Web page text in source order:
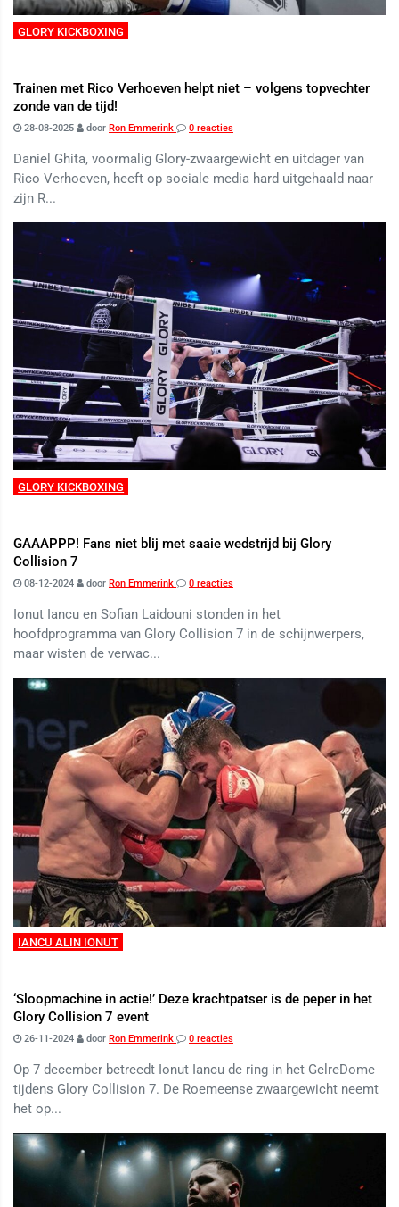
GLORY KICKBOXING
Trainen met Rico Verhoeven helpt niet – volgens topvechter
zonde van de tijd!
28-08-2025 door Ron Emmerink 0 reacties
Daniel Ghita, voormalig Glory-zwaargewicht en uitdager van
Rico Verhoeven, heeft op sociale media hard uitgehaald naar
zijn R...
GLORY KICKBOXING
GAAAPPP! Fans niet blij met saaie wedstrijd bij Glory
Collision 7
08-12-2024 door Ron Emmerink 0 reacties
Ionut Iancu en Sofian Laidouni stonden in het
hoofdprogramma van Glory Collision 7 in de schijnwerpers,
maar wisten de verwac...
IANCU ALIN IONUT
‘Sloopmachine in actie!’ Deze krachtpatser is de peper in het
Glory Collision 7 event
26-11-2024 door Ron Emmerink 0 reacties
Op 7 december betreedt Ionut Iancu de ring in het GelreDome
tijdens Glory Collision 7. De Roemeense zwaargewicht neemt
het op...